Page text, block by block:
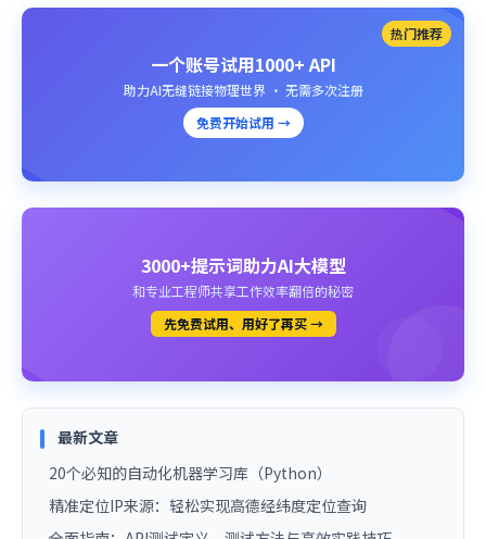
热门推荐
一个账号试用1000+ API
助力AI无缝链接物理世界 · 无需多次注册
免费开始试用 →
3000+提示词助力AI大模型
和专业工程师共享工作效率翻倍的秘密
先免费试用、用好了再买 →
最新文章
20个必知的自动化机器学习库（Python）
精准定位IP来源：轻松实现高德经纬度定位查询